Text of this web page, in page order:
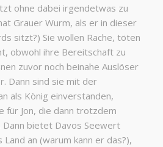
ohne dabei irgendetwas zu
Grauer Wurm, als er in dieser
sitzt?) Sie wollen Rache, töten
obwohl ihre Bereitschaft zu
zuvor noch beinahe Auslöser
Dann sind sie mit der
als König einverstanden,
für Jon, die dann trotzdem
bietet Davos Seewert
Land an (warum kann er das?),